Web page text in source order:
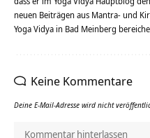
neuen Beiträgen aus Mantra- und
Yoga Vidya in Bad Meinberg
Keine Kommentare
Deine E-Mail-Adresse wird nicht